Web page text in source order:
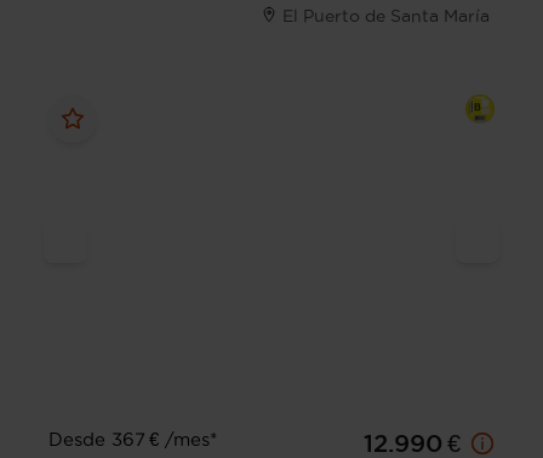
El Puerto de Santa María
Desde 367 € /mes*
12.990 €